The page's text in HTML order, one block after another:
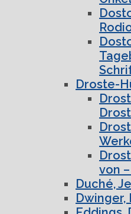
Droste-
von
Duché,
Dwinger,